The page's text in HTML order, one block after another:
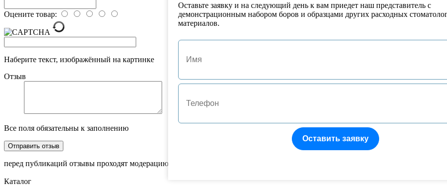
Оцените товар:
Наберите текст, изображённый на картинке
Отзыв
Все поля обязательны к заполнению
перед публикаций отзывы проходят модерацию
Каталог
Оставьте заявку и на следующий день к вам приедет наш представитель с
демонстрационным набором боров и образцами других расходных
материалов.
Оставить заявку